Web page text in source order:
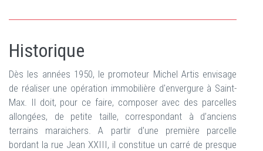
Historique
Dès les années 1950, le promoteur Michel Artis envisage
de réaliser une opération immobilière d'envergure à Saint-
Max. Il doit, pour ce faire, composer avec des parcelles
allongées, de petite taille, correspondant à d’anciens
terrains maraichers. A partir d'une première parcelle
bordant la rue Jean XXIII, il constitue un carré de presque